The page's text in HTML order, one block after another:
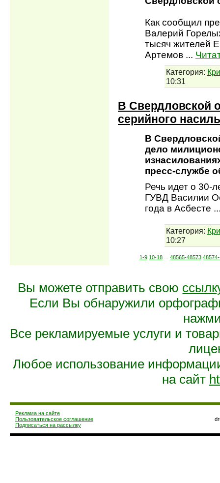
Как сообщил
Валерий
тысяч жителей
Артемов ...
Категория:
10:31
В Свердловской
серийного
В
дело
пресс-службе
Речь идет о 30-
ГУВД Василии
года в Асбесте
Категория:
10:27
1-9 10-18 48565-48573
Вы можете отправить свою
Если Вы обнаружили
Все рекламируемые услуги и
Любое использование
на сайт
Реклама на сайте
Пользовательское соглашение
Подписаться на рассылку